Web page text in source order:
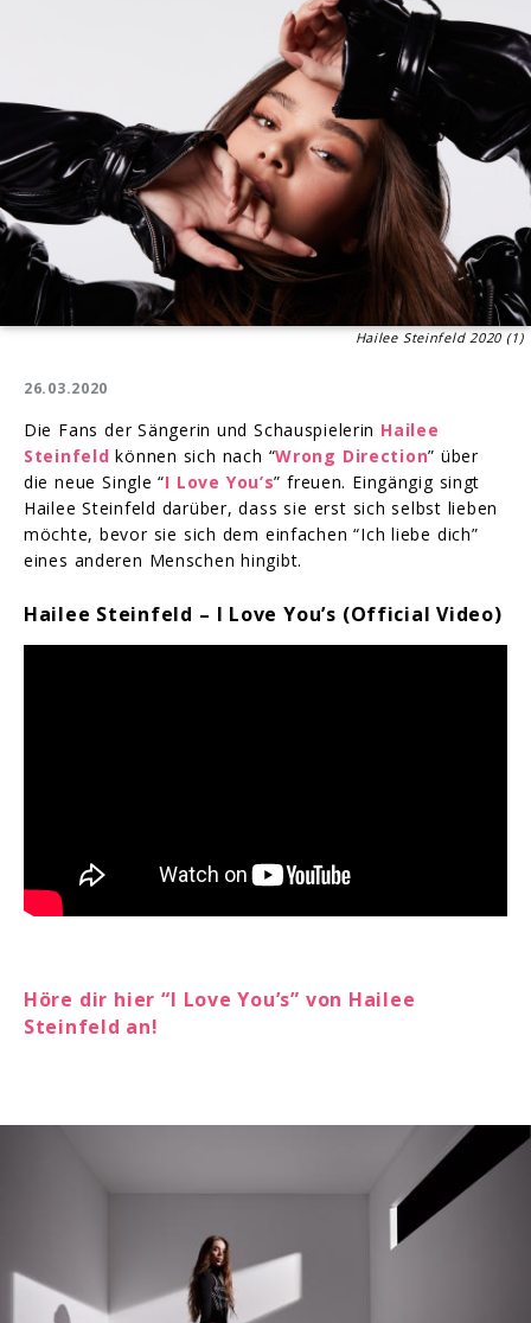
Hailee Steinfeld 2020 (1)
26.03.2020
Die Fans der Sängerin und Schauspielerin Hailee
Steinfeld können sich nach “Wrong Direction” über
die neue Single “I Love You’s” freuen. Eingängig singt
Hailee Steinfeld darüber, dass sie erst sich selbst lieben
möchte, bevor sie sich dem einfachen “Ich liebe dich”
eines anderen Menschen hingibt.
Hailee Steinfeld – I Love You’s (Official Video)
Höre dir hier “I Love You’s” von Hailee
Steinfeld an!